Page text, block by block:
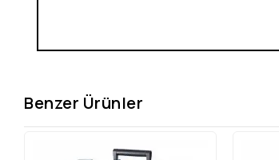
Benzer Ürünler